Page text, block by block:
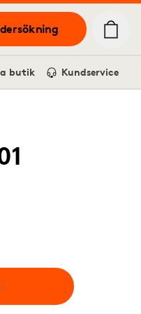
butik Kundservice